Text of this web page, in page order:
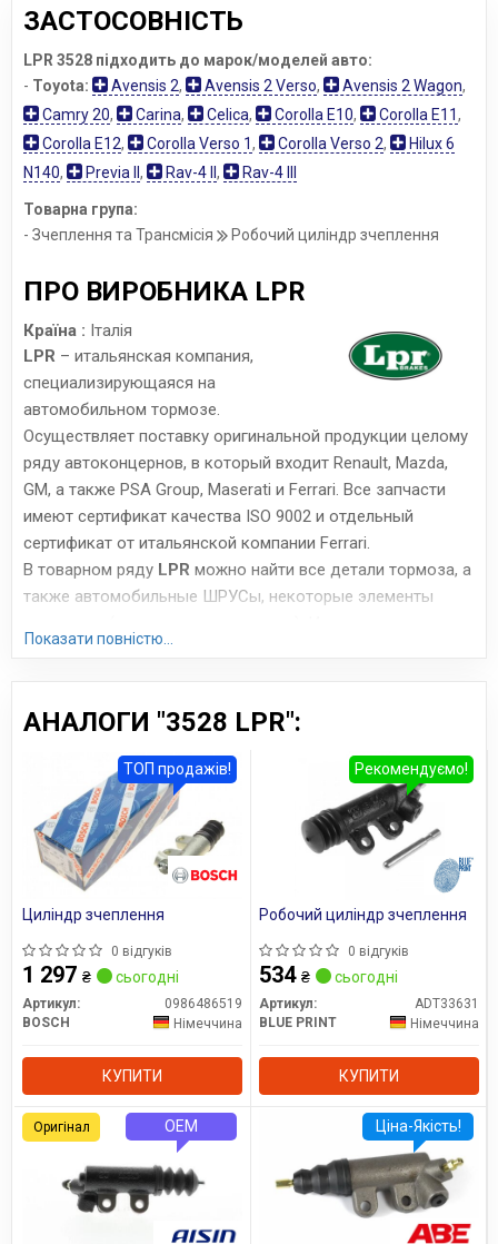
ЗАСТОСОВНІСТЬ
LPR 3528 підходить до марок/моделей авто:
- Toyota: Avensis 2, Avensis 2 Verso, Avensis 2 Wagon,
Camry 20, Carina, Celica, Corolla E10, Corolla E11,
Corolla E12, Corolla Verso 1, Corolla Verso 2,
Hilux 6
N140, Previa II , Rav-4 II , Rav-4 III
Товарна група:
- Зчеплення та Трансмісія
Робочий циліндр зчеплення
ПРО ВИРОБНИКА LPR
Країна : Італія
LPR – итальянская компания,
специализирующаяся на
автомобильном тормозе.
Осуществляет поставку оригинальной продукции целому
ряду автоконцернов, в который входит Renault, Mazda,
GM, а также PSA Group, Maserati и Ferrari. Все запчасти
имеют сертификат качества ISO 9002 и отдельный
сертификат от итальянской компании Ferrari.
В товарном ряду LPR можно найти все детали тормоза, а
также автомобильные ШРУСы, некоторые элементы
запчасти, производимые всего на 4 заводах, отличаются
азиатских заводов – цена примерно та же, но качество
намного выше. Особенно хороши тормоза LPR, поскольку
они имеют стабильный тормозной момент, низкую
шумность и невысокую скорость износа.
Сайт: www.lpr.it
Усі запчастини LPR →
Показати повністю...
АНАЛОГИ "3528 LPR":
Циліндр зчеплення
0 відгуків
1 297 ₴ сьогодні
Артикул:
0986486519
BOSCH
Німеччина
КУПИТИ
ТОП продажів!
Робочий циліндр зчеплення
0 відгуків
534 ₴ сьогодні
Артикул:
ADT33631
BLUE PRINT
Німеччина
КУПИТИ
Рекомендуємо!
OEM
Оригінал Ціна-Якість!